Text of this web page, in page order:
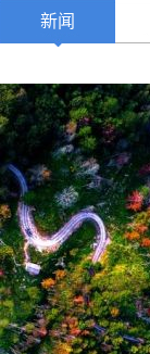
新闻